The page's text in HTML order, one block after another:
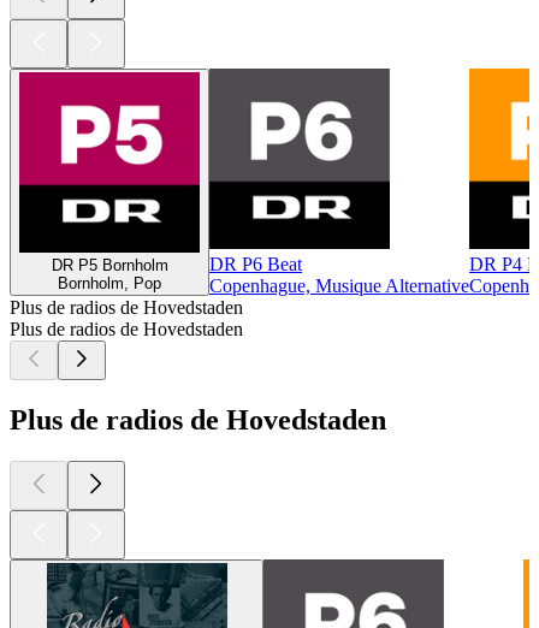
DR P5 Bornholm
Bornholm, Pop
DR P6 Beat
Copenhague, Musique Alternative
DR P4
Plus de radios de Hovedstaden
Plus de radios de Hovedstaden
Plus de radios de Hovedstaden